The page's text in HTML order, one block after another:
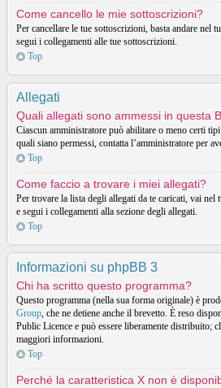
Come cancello le mie sottoscrizioni?
Per cancellare le tue sottoscrizioni, basta andare nel
segui i collegamenti alle tue sottoscrizioni.
Top
Allegati
Quali allegati sono ammessi in questa
Ciascun amministratore può abilitare o meno certi
quali siano permessi, contatta l’amministratore per
Top
Come faccio a trovare i miei allegati?
Per trovare la lista degli allegati da te caricati, vai
e segui i collegamenti alla sezione degli allegati.
Top
Informazioni su phpBB 3
Chi ha scritto questo programma?
Questo programma (nella sua forma originale) è
Group, che ne detiene anche il brevetto. È reso
Public Licence e può essere liberamente distribuito;
maggiori informazioni.
Top
Perché la caratteristica X non è